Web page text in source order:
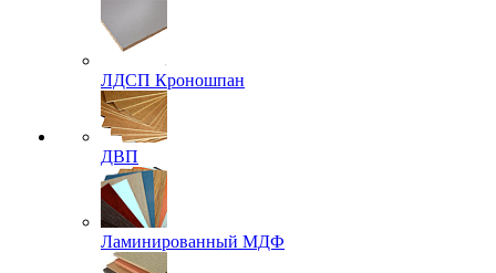
ЛДСП Кроношпан
ДВП
Ламинированный МДФ